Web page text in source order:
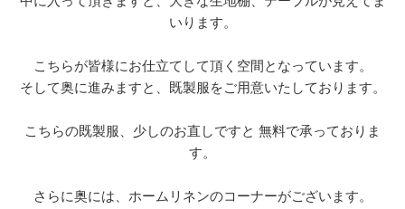
いります。
こちらが皆様にお仕立てして頂く空間となっています。
そして奥に進みますと、既製服をご用意いたしております。
こちらの既製服、少しのお直しですと 無料で承っておりま
す。
さらに奥には、ホームリネンのコーナーがございます。